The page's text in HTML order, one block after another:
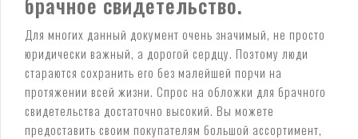
Для многих данный документ очень значимый, не просто
юридически важный, а дорогой сердцу. Поэтому люди
стараются сохранить его без малейшей порчи на
протяжении всей жизни. Спрос на обложки для брачного
свидетельства достаточно высокий. Вы можете
предоставить своим покупателям большой ассортимент,